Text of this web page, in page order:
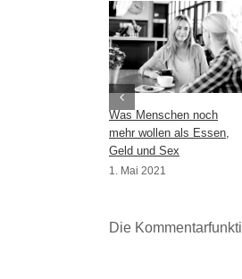
Was Menschen noch
mehr wollen als Essen,
Geld und Sex
1. Mai 2021
Die